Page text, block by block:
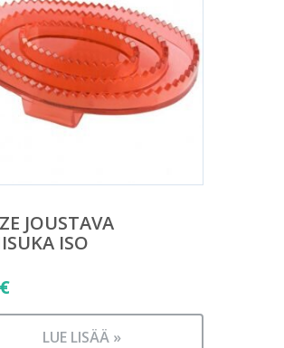
JOUSTAVA
ISO
€
LUE LISÄÄ »